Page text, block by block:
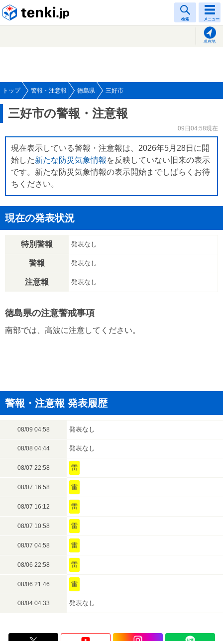
検索 メニュー
現在地
トップ 警報・注意報 徳島県 三好市
三好市の警報・注意報
09日04:58現在
現在表示している警報・注意報は、2026年5月28日に開
始した新たな防災気象情報 を反映していない旧来の表示
です。新たな防災気象情報の表示開始までしばらくお待
ちください。
現在の発表状況
特別警報 発表なし
警報 発表なし
注意報 発表なし
徳島県の注意警戒事項
南部では、高波に注意してください。
警報・注意報 発表履歴
08/09 04:58 発表なし
08/08 04:44 発表なし
08/07 22:58 雷
08/07 16:58 雷
08/07 16:12 雷
08/07 10:58 雷
08/07 04:58 雷
08/06 22:58 雷
08/06 21:46 雷
08/04 04:33 発表なし